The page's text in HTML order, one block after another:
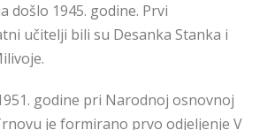
došlo 1945. godine. Prvi
učitelji bili su Desanka Stanka i
godine pri Narodnoj osnovnoj
je formirano prvo odjeljenje V